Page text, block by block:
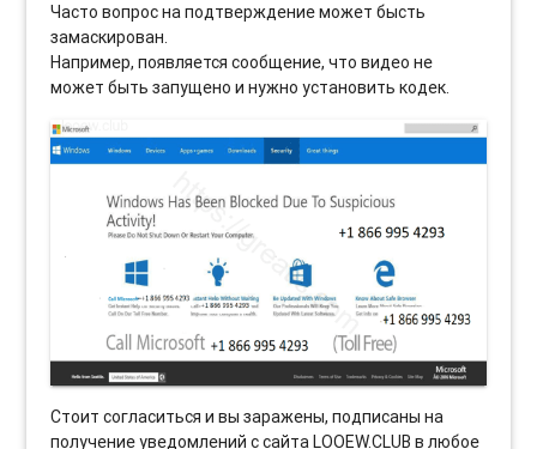
Часто вопрос на подтверждение может бысть
замаскирован.
Например, появляется сообщение, что видео не
может быть запущено и нужно установить кодек.
Стоит согласиться и вы заражены, подписаны на
получение уведомлений с сайта LOOEW.CLUB в любое